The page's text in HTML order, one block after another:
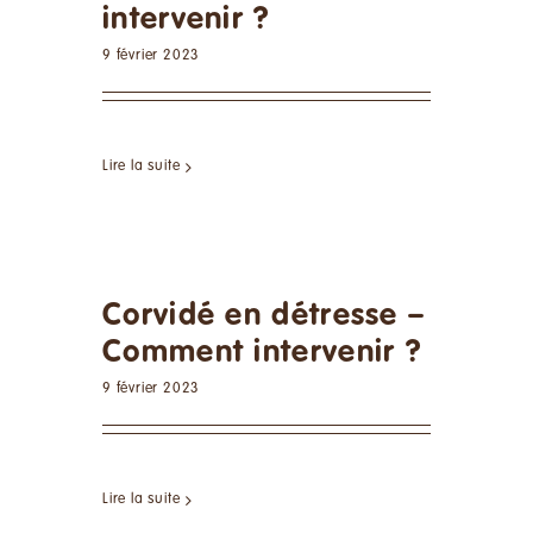
intervenir ?
9 février 2023
Lire la suite
Corvidé en détresse –
Comment intervenir ?
9 février 2023
Lire la suite